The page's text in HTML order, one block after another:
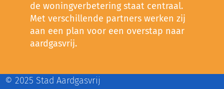
de woningverbetering staat centraal.
Met verschillende partners werken zij
aan een plan voor een overstap naar
aardgasvrij.
© 2025 Stad Aardgasvrij